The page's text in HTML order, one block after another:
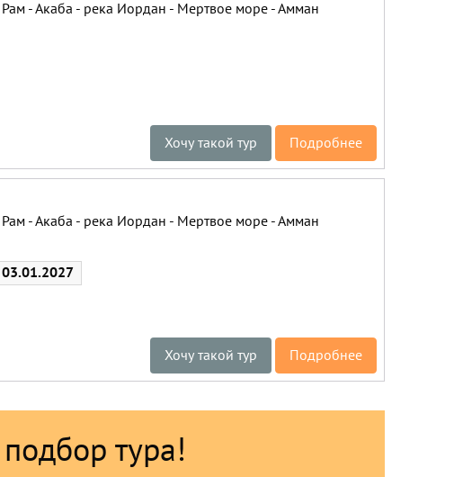
- Акаба - река Иордан - Мертвое море - Амман
Хочу такой тур Подробнее
- Акаба - река Иордан - Мертвое море - Амман
03.01.2027
Хочу такой тур Подробнее
тура!